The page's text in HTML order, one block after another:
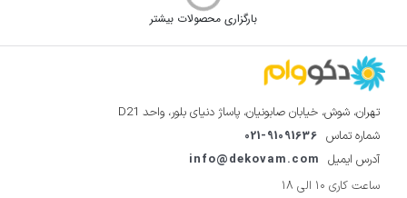
بارگزاری محصولات بیشتر
تهران، شوش، خیابان صابونیان، پاساژ دنیای بلور، واحد D21
شماره تماس 021-91091636
آدرس ایمیل info@dekovam.com
ساعت کاری 10 الی 18